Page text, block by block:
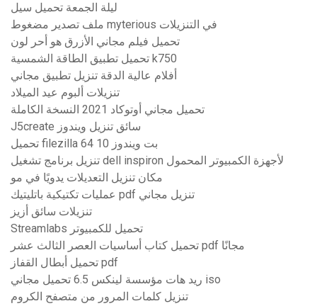
ليلة الجمعة تحميل سيل
ملف تصدير مضغوط myterious في التنزيلات
تحميل فيلم مجاني الأزرق هو أحر لون
تحميل تطبيق الطاقة الشمسية k750
أفلام عالية الدقة تنزيل تطبيق مجاني
تنزيلات ألبوم عيد الميلاد
تحميل مجاني أوتوكاد 2021 النسخة الكاملة
J5create سائق تنزيل ويندوز
تحميل filezilla 64 بت ويندوز 10
تنزيل برنامج تشغيل dell inspiron لأجهزة الكمبيوتر المحمول
مكان تنزيل التعديلات يدويًا في مو
عمليات تكتيكية باتليتيك pdf تنزيل مجاني
تنزيلات سائق أزيز
Streamlabs تحميل للكمبيوتر
تحميل كتاب أساسيات العصر الثالث عشر pdf مجانًا
تحميل أبطال القفاز pdf
ريد هات مؤسسة لينكس 6.5 تحميل مجاني iso
تنزيل كلمات المرور من متصفح الكروم